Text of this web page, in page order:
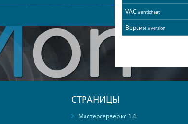
VAC #anticheat
Версия #version
СТРАНИЦЫ
Мастерсервер кс 1.6